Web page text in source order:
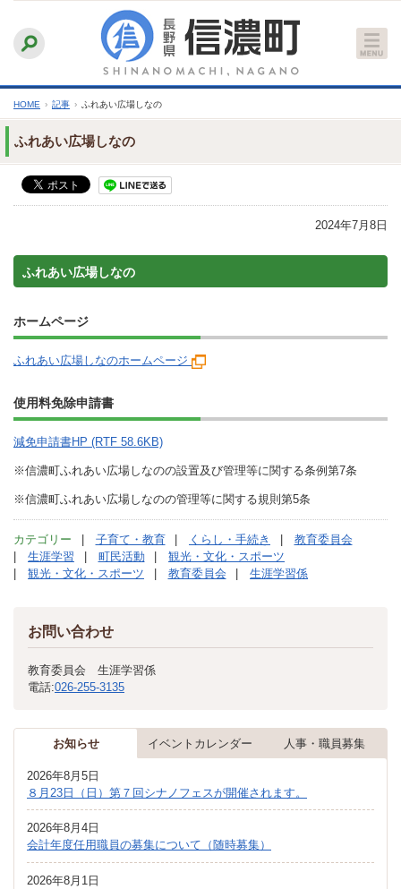
文
へ
ふりがなをつける
文字サイズ
縮小 標準 拡大
HOME › 記事 › ふれあい広場しなの
ふれあい広場しなの
2024年7月8日
ふれあい広場しなの
ホームページ
ふれあい広場しなのホームページ
使用料免除申請書
減免申請書HP (RTF 58.6KB)
※信濃町ふれあい広場しなのの設置及び管理等に関する条例第7条
※信濃町ふれあい広場しなのの管理等に関する規則第5条
カテゴリー 子育て・教育 くらし・手続き
教育委員会
生涯学習
町民活動
観光・文化・スポーツ
観光・文化・スポーツ
教育委員会 生涯学習係
お問い合わせ
教育委員会 生涯学習係
電話:026-255-3135
お知らせ イベントカレンダー 人事・職員募集
2026年8月5日
８月23日（日）第７回シナノフェスが開催されます。
2026年8月4日
会計年度任用職員の募集について（随時募集）
2026年8月1日